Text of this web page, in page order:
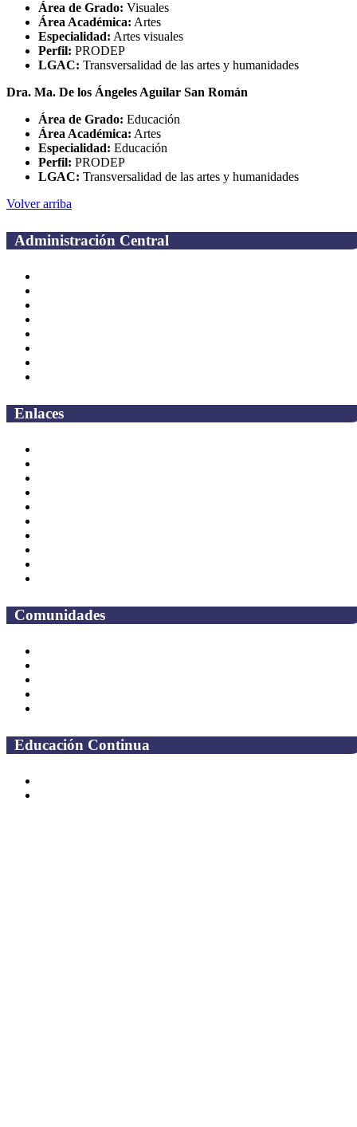
Área de Grado: Visuales
Área Académica: Artes
Especialidad: Artes visuales
Perfil: PRODEP
LGAC: Transversalidad de las artes y humanidades
Dra. Ma. De los Ángeles Aguilar San Román
Área de Grado: Educación
Área Académica: Artes
Especialidad: Educación
Perfil: PRODEP
LGAC: Transversalidad de las artes y humanidades
Volver arriba
Administración Central
Enlaces
Comunidades
Educación Continua